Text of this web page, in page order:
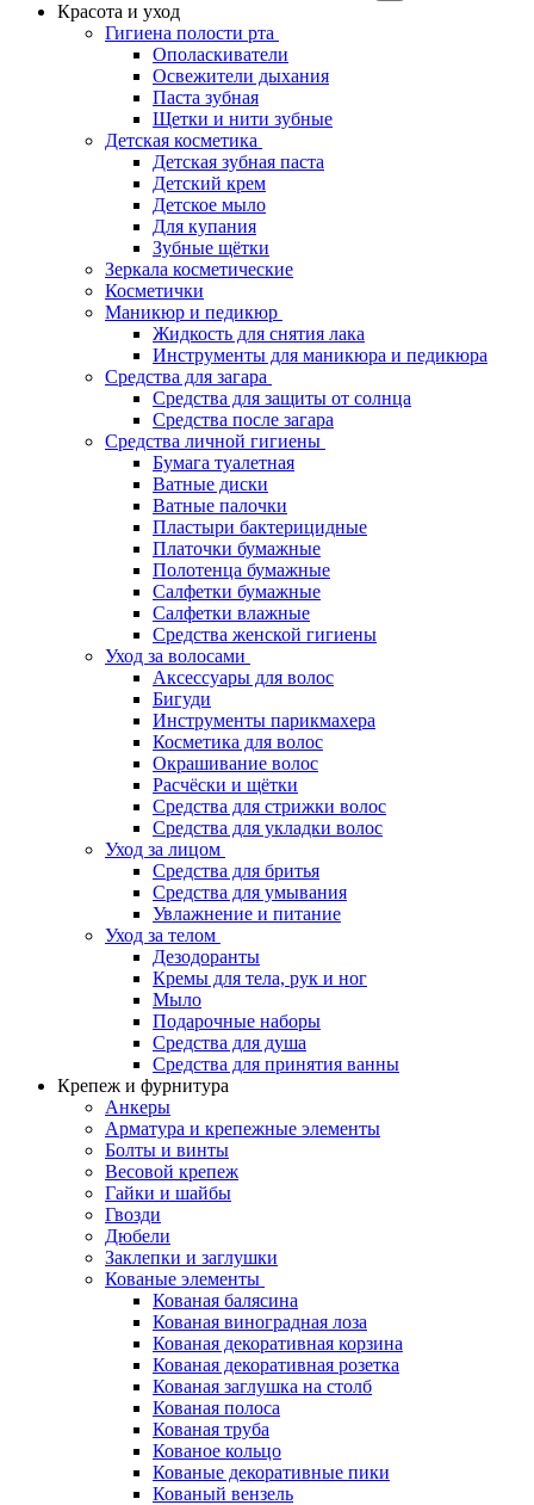
Красота и уход
Гигиена полости рта
Ополаскиватели
Освежители дыхания
Паста зубная
Щетки и нити зубные
Детская косметика
Детская зубная паста
Детский крем
Детское мыло
Для купания
Зубные щётки
Зеркала косметические
Косметички
Маникюр и педикюр
Жидкость для снятия лака
Инструменты для маникюра и педикюра
Средства для загара
Средства для защиты от солнца
Средства после загара
Средства личной гигиены
Бумага туалетная
Ватные диски
Ватные палочки
Пластыри бактерицидные
Платочки бумажные
Полотенца бумажные
Салфетки бумажные
Салфетки влажные
Средства женской гигиены
Уход за волосами
Аксессуары для волос
Бигуди
Инструменты парикмахера
Косметика для волос
Окрашивание волос
Расчёски и щётки
Средства для стрижки волос
Средства для укладки волос
Уход за лицом
Средства для бритья
Средства для умывания
Увлажнение и питание
Уход за телом
Дезодоранты
Кремы для тела, рук и ног
Мыло
Подарочные наборы
Средства для душа
Средства для принятия ванны
Крепеж и фурнитура
Анкеры
Арматура и крепежные элементы
Болты и винты
Весовой крепеж
Гайки и шайбы
Гвозди
Дюбели
Заклепки и заглушки
Кованые элементы
Кованая балясина
Кованая виноградная лоза
Кованая декоративная корзина
Кованая декоративная розетка
Кованая заглушка на столб
Кованая полоса
Кованая труба
Кованое кольцо
Кованые декоративные пики
Кованый вензель